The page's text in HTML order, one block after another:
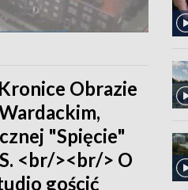
Obrazie
"Spięcie"
<br/><br/> O
gościć